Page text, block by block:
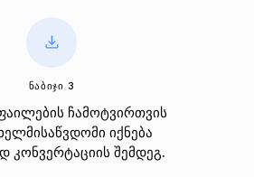
ᲜᲐᲑᲘᲯᲘ 3
ჩამოტვირთვის
იქნება
კონვერტაციის შემდეგ.